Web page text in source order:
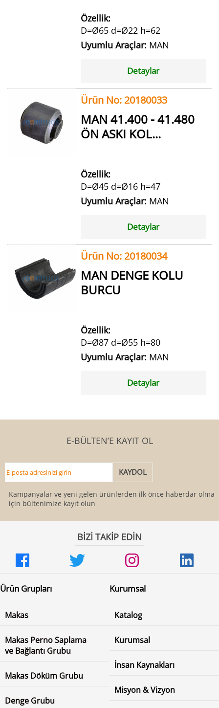
Özellik:
D=Ø65 d=Ø22 h=62
Uyumlu Araçlar: MAN
Detaylar
Ürün No: 20180033
MAN 41.400 - 41.480
ÖN ASKI KOL...
Özellik:
D=Ø45 d=Ø16 h=47
Uyumlu Araçlar: MAN
Detaylar
Ürün No: 20180034
MAN DENGE KOLU
BURCU
Özellik:
D=Ø87 d=Ø55 h=80
Uyumlu Araçlar: MAN
Detaylar
E-BÜLTEN’E KAYIT OL
Kampanyalar ve yeni gelen ürünlerden ilk önce haberdar olmak
için bültenimize kayıt olun
BİZİ TAKİP EDİN
Ürün Grupları
Makas
Makas Perno Saplama
ve Bağlantı Grubu
Makas Döküm Grubu
Denge Grubu
Kurumsal
Katalog
Kurumsal
İnsan Kaynakları
Misyon & Vizyon